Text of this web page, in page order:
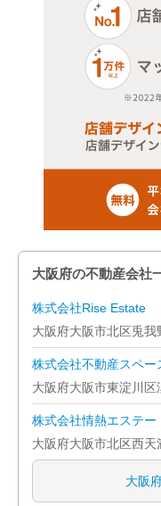
大阪府の不動産会社
株式会社Rise Estate
大阪府大阪市北区兎
株式会社不動産スペー
大阪府大阪市東淀川区
株式会社情熱エステー
大阪府大阪市北区西
大阪